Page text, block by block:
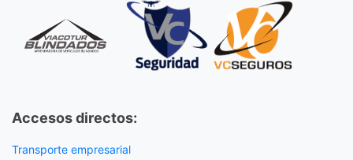
Accesos directos:
Transporte empresarial